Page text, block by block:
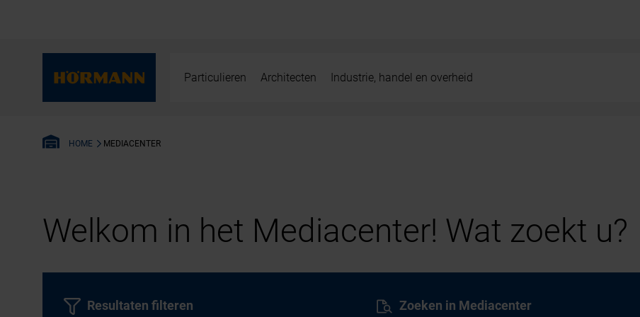
Particulieren Architecten Industrie, handel en overheid
HOME MEDIACENTER
Welkom in het Mediacenter! Wat zoekt u?
Zoeken in Mediacenter
Resultaten filteren